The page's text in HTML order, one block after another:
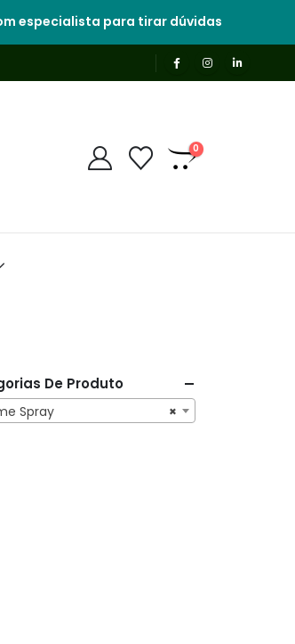
especialista para tirar dúvidas
0
De Produto
×
Spray